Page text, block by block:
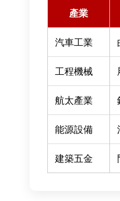
產業
汽車工業
工程機械
航太產業
能源設備
建築五金